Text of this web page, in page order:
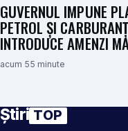
GUVERNUL IMPUNE
PETROL ȘI
INTRODUCE AMENZI
acum 55 minute
Știri TOP